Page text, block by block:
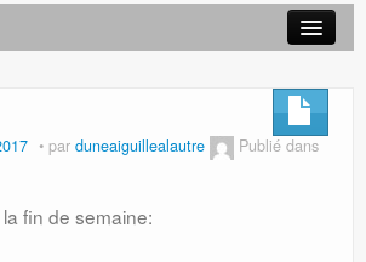
par duneaiguillealautre
Publié dans
fin de semaine: